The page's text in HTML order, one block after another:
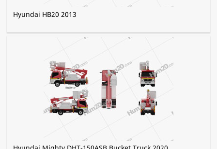
Hyundai HB20 2013